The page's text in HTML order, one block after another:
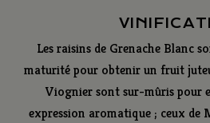
Les raisins de Grenache Blanc
maturité pour obtenir un fruit
Viognier sont sur-mûris pour
expression aromatique ; ceux de